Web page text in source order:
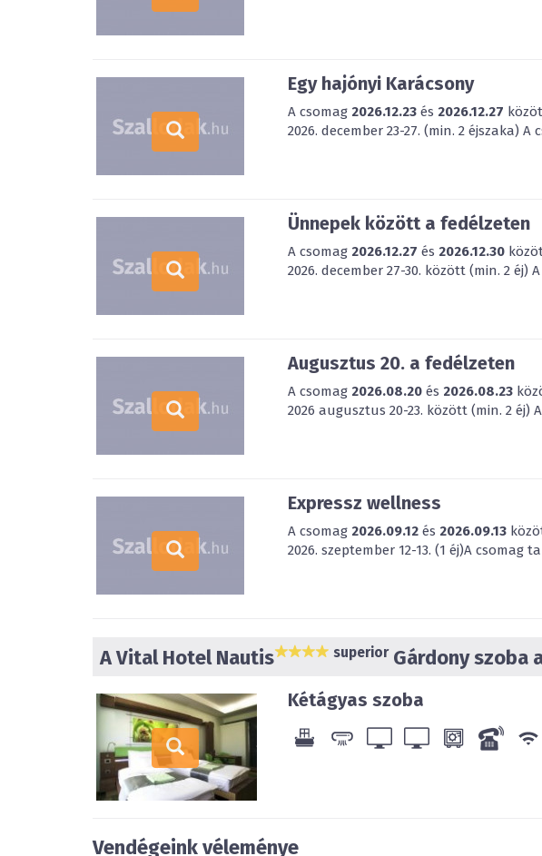
Egy hajónyi Karácsony
A csomag 2026.12.23 és 2026.12.27
2026. december 23-27. (min. 2 éjszaka)
Ünnepek között a fedélzeten
A csomag 2026.12.27 és 2026.12.30
2026. december 27-30. között (min. 2
Augusztus 20. a fedélzeten
A csomag 2026.08.20 és 2026.08.23
2026 augusztus 20-23. között (min. 2
Expressz wellness
A csomag 2026.09.12 és 2026.09.13
2026. szeptember 12-13. (1 éj)A
A Vital Hotel Nautis superiorGárdony szoba
Kétágyas szoba
Vendégeink véleménye